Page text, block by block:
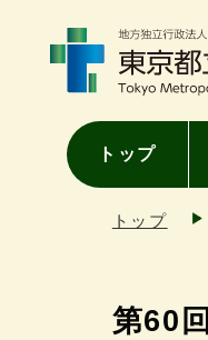
トップ
トップ
第60